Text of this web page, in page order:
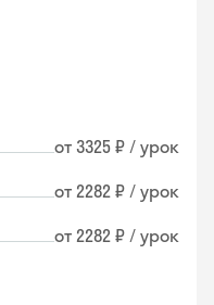
от 3325 ₽ / урок
от 2282 ₽ / урок
от 2282 ₽ / урок